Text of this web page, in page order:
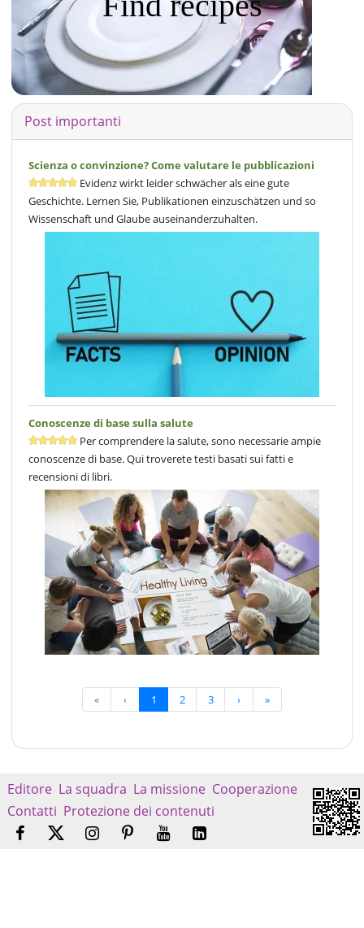
Post importanti
Scienza o convinzione? Come valutare le pubblicazioni
Evidenz wirkt leider schwächer als eine gute
Geschichte. Lernen Sie, Publikationen einzuschätzen und so
Wissenschaft und Glaube auseinanderzuhalten.
Conoscenze di base sulla salute
Per comprendere la salute, sono necessarie ampie
conoscenze di base. Qui troverete testi basati sui fatti e
recensioni di libri.
« ‹ 1 2 3 › »
Editore La squadra La missione Cooperazione
Contatti Protezione dei contenuti